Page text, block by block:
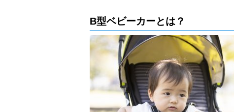
B型ベビーカーとは？